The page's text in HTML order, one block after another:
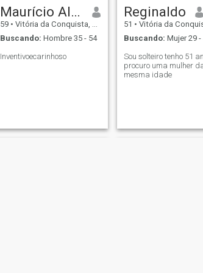
Maurício Almeida lobo
59 • Vitória da Conquista, Bahia, Brasil
Buscando: Hombre 35 - 54
Inventivoecarinhoso
Reginaldo
51 • Vitória da Conquista, Bahia,
Buscando: Mujer 29 -
Sou solteiro tenho 51
procuro uma mulher
mesma idade